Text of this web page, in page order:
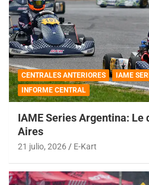
CENTRALES ANTERIORES
IAME
INFORME CENTRAL
IAME Series Argentina: Le
Aires
21 julio, 2026 E-Kart